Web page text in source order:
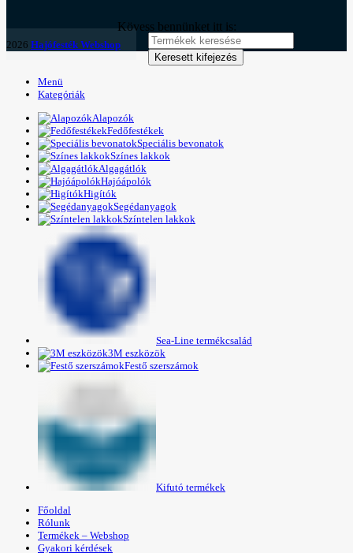
Kövess bennünket itt is:
2026 Hajófesték Webshop
Keresett kifejezés
Menü
Kategóriák
Alapozók
Fedőfestékek
Speciális bevonatok
Színes lakkok
Algagátlók
Hajóápolók
Higítók
Segédanyagok
Színtelen lakkok
Sea-Line termékcsalád
3M eszközök
Festő szerszámok
Kifutó termékek
Főoldal
Rólunk
Termékek – Webshop
Gyakori kérdések